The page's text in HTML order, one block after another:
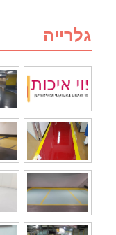
גלרייה